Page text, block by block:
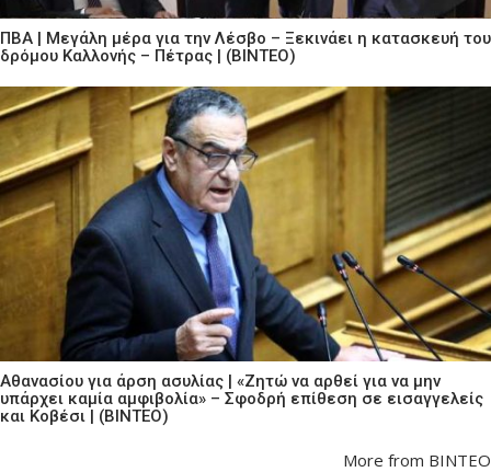
ΠΒΑ | Μεγάλη μέρα για την Λέσβο – Ξεκινάει η κατασκευή του
δρόμου Καλλονής – Πέτρας | (ΒΙΝΤΕΟ)
Αθανασίου για άρση ασυλίας | «Ζητώ να αρθεί για να μην
υπάρχει καμία αμφιβολία» – Σφοδρή επίθεση σε εισαγγελείς
και Κοβέσι | (ΒΙΝΤΕΟ)
More from ΒΙΝΤΕΟ